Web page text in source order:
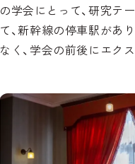
の学会にとって、研究テ
て、新幹線の停車駅があ
なく、学会の前後にエク